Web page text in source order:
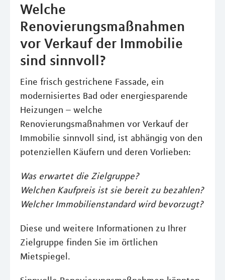
Welche
Renovierungsmaßnahmen
vor Verkauf der Immobilie
sind sinnvoll?
Eine frisch gestrichene Fassade, ein
modernisiertes Bad oder energiesparende
Heizungen – welche
Renovierungsmaßnahmen vor Verkauf der
Immobilie sinnvoll sind, ist abhängig von den
potenziellen Käufern und deren Vorlieben:
Was erwartet die Zielgruppe?
Welchen Kaufpreis ist sie bereit zu bezahlen?
Welcher Immobilienstandard wird bevorzugt?
Diese und weitere Informationen zu Ihrer
Zielgruppe finden Sie im örtlichen
Mietspiegel.